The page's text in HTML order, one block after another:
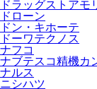
ドラッグストアモ
ドローン
ドン・キホーテ
ドーワテクノス
ナフコ
ナブテスコ精機カ
ナルス
ニシハツ